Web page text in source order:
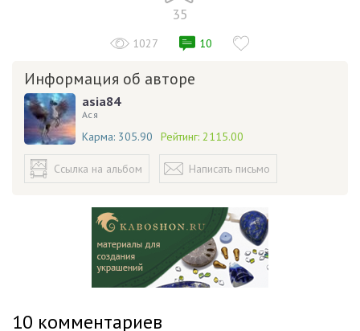
35
1027 10
Информация об авторе
asia84
Ася
Карма: 305.90 Рейтинг: 2115.00
Ссылка на альбом Написать письмо
10 комментариев